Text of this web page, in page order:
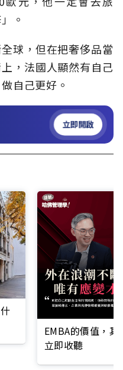
。
球，但在把奢侈品當
，法國人顯然有自己
自己更好。
立即開啟
EMBA的價值，
立即收聽